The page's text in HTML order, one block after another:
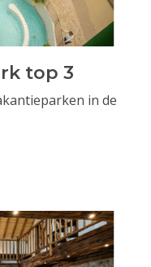
top 3
in de